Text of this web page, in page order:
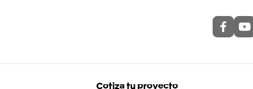
Cotiza tu proyecto